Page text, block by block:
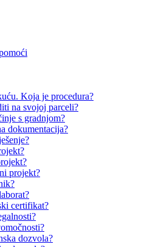
Koja je procedura?
na svojoj parceli?
s gradnjom?
dokumentacija?
projekt?
certifikat?
dozvola?